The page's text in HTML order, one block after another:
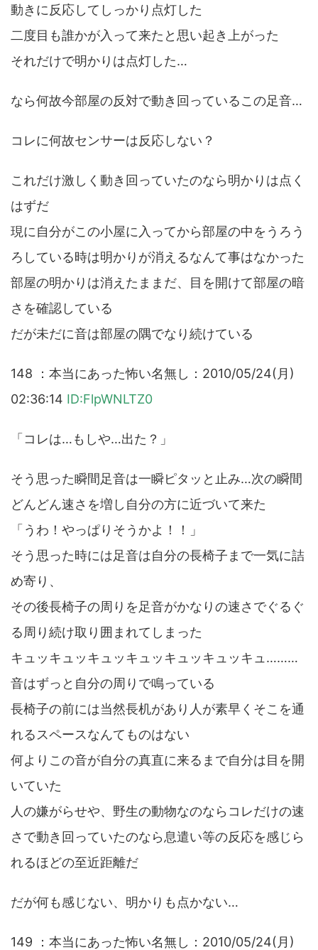
動きに反応してしっかり点灯した
二度目も誰かが入って来たと思い起き上がった
それだけで明かりは点灯した…
なら何故今部屋の反対で動き回っているこの足音…
コレに何故センサーは反応しない？
これだけ激しく動き回っていたのなら明かりは点く
はずだ
現に自分がこの小屋に入ってから部屋の中をうろう
ろしている時は明かりが消えるなんて事はなかった
部屋の明かりは消えたままだ、目を開けて部屋の暗
さを確認している
だが未だに音は部屋の隅でなり続けている
148 ：本当にあった怖い名無し：2010/05/24(月)
02:36:14 ID:FlpWNLTZ0
「コレは…もしや…出た？」
そう思った瞬間足音は一瞬ピタッと止み…次の瞬間
どんどん速さを増し自分の方に近づいて来た
「うわ！やっぱりそうかよ！！」
そう思った時には足音は自分の長椅子まで一気に詰
め寄り、
その後長椅子の周りを足音がかなりの速さでぐるぐ
る周り続け取り囲まれてしまった
キュッキュッキュッキュッキュッキュッキュ………
音はずっと自分の周りで鳴っている
長椅子の前には当然長机があり人が素早くそこを通
れるスペースなんてものはない
何よりこの音が自分の真直に来るまで自分は目を開
いていた
人の嫌がらせや、野生の動物なのならコレだけの速
さで動き回っていたのなら息遣い等の反応を感じら
れるほどの至近距離だ
だが何も感じない、明かりも点かない…
149 ：本当にあった怖い名無し：2010/05/24(月)